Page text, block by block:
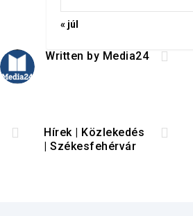
« júl
Written by Media24 
 Hírek| Közlekedés
|Székesfehérvár
